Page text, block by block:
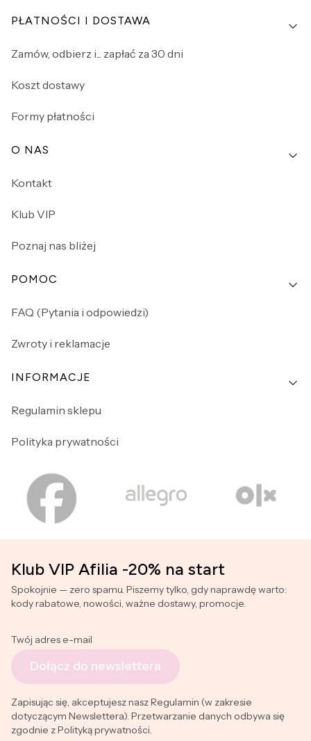
PŁATNOŚCI I DOSTAWA
Zamów, odbierz i... zapłać za 30 dni
Koszt dostawy
Formy płatności
O NAS
Kontakt
Klub VIP
Poznaj nas bliżej
POMOC
FAQ (Pytania i odpowiedzi)
Zwroty i reklamacje
INFORMACJE
Regulamin sklepu
Polityka prywatności
Klub VIP Afilia -20% na start
Spokojnie — zero spamu. Piszemy tylko, gdy naprawdę warto:
kody rabatowe, nowości, ważne dostawy, promocje.
Twój adres e-mail
Dołącz do newslettera
Zapisując się, akceptujesz nasz Regulamin (w zakresie
dotyczącym Newslettera). Przetwarzanie danych odbywa się
zgodnie z Polityką prywatności.